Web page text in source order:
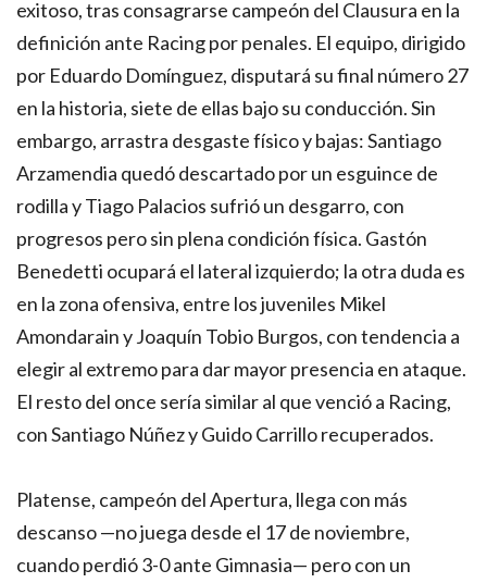
exitoso, tras consagrarse campeón del Clausura en la
definición ante Racing por penales. El equipo, dirigido
por Eduardo Domínguez, disputará su final número 27
en la historia, siete de ellas bajo su conducción. Sin
embargo, arrastra desgaste físico y bajas: Santiago
Arzamendia quedó descartado por un esguince de
rodilla y Tiago Palacios sufrió un desgarro, con
progresos pero sin plena condición física. Gastón
Benedetti ocupará el lateral izquierdo; la otra duda es
en la zona ofensiva, entre los juveniles Mikel
Amondarain y Joaquín Tobio Burgos, con tendencia a
elegir al extremo para dar mayor presencia en ataque.
El resto del once sería similar al que venció a Racing,
con Santiago Núñez y Guido Carrillo recuperados.
Platense, campeón del Apertura, llega con más
descanso —no juega desde el 17 de noviembre,
cuando perdió 3-0 ante Gimnasia— pero con un